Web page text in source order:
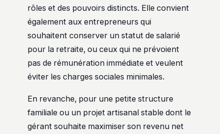
rôles et des pouvoirs distincts. Elle convient
également aux entrepreneurs qui
souhaitent conserver un statut de salarié
pour la retraite, ou ceux qui ne prévoient
pas de rémunération immédiate et veulent
éviter les charges sociales minimales.
En revanche, pour une petite structure
familiale ou un projet artisanal stable dont le
gérant souhaite maximiser son revenu net